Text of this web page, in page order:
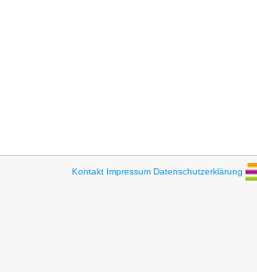
Kontakt Impressum Datenschutzerklärung